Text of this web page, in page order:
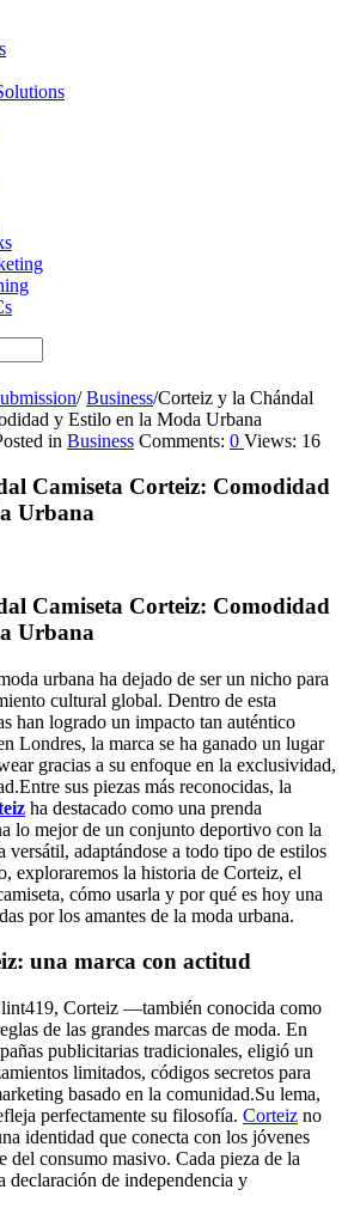
/ Business/Corteiz y la Chándal
y Estilo en la Moda Urbana
in Business Comments: 0 Views: 16
Camiseta Corteiz: Comodidad
Urbana
Camiseta Corteiz: Comodidad
Urbana
urbana ha dejado de ser un nicho para
cultural global. Dentro de esta
han logrado un impacto tan auténtico
Londres, la marca se ha ganado un lugar
gracias a su enfoque en la exclusividad,
sus piezas más reconocidas, la
ha destacado como una prenda
lo mejor de un conjunto deportivo con la
versátil, adaptándose a todo tipo de estilos
exploraremos la historia de Corteiz, el
cómo usarla y por qué es hoy una
por los amantes de la moda urbana.
una marca con actitud
Corteiz —también conocida como
de las grandes marcas de moda. En
publicitarias tradicionales, eligió un
limitados, códigos secretos para
basado en la comunidad.Su lema,
perfectamente su filosofía. Corteiz no
identidad que conecta con los jóvenes
del consumo masivo. Cada pieza de la
declaración de independencia y